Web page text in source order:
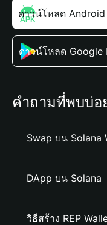
ดาวน์โหลด Android
ดาวน์โหลด Google
คำถามที่พบบ่อ
Swap บน Solana
DApp บน Solana
วิธีสร้าง REP